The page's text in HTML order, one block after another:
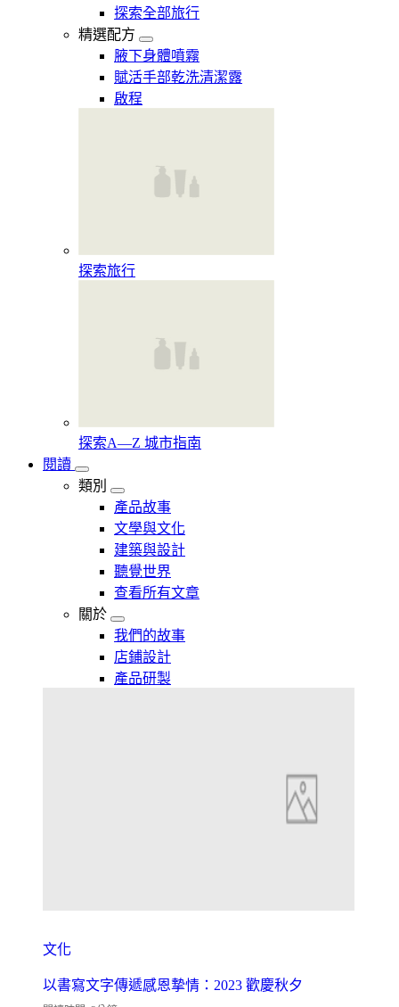
探索全部旅行
精選配方
腋下身體噴霧
賦活手部乾洗清潔露
啟程
探索旅行
探索A—Z 城市指南
閱讀
類別
產品故事
文學與文化
建築與設計
聽覺世界
查看所有文章
關於
我們的故事
店鋪設計
產品研製
文化
以書寫文字傳遞感恩摯情：2023 歡慶秋夕